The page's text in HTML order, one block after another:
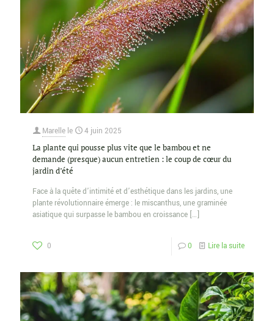
Marelle le 4 juin 2025
La plante qui pousse plus vite que le bambou et ne
demande (presque) aucun entretien : le coup de cœur du
jardin d’été
Face à la quête d’intimité et d’esthétique dans les jardins, une
plante révolutionnaire émerge : le miscanthus, une graminée
asiatique qui surpasse le bambou en croissance […]
0 0 Lire la suite